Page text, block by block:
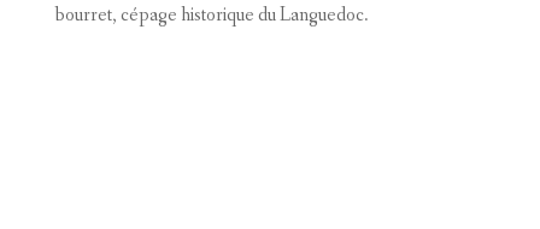
bourret, cépage historique du Languedoc.